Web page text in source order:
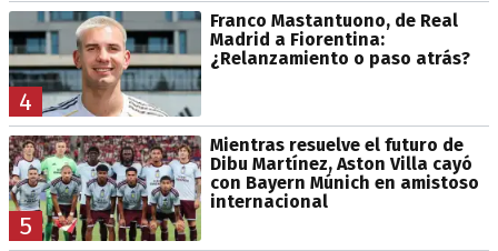
4
Franco Mastantuono, de Real
Madrid a Fiorentina:
¿Relanzamiento o paso atrás?
5
Mientras resuelve el futuro de
Dibu Martínez, Aston Villa cayó
con Bayern Múnich en amistoso
internacional